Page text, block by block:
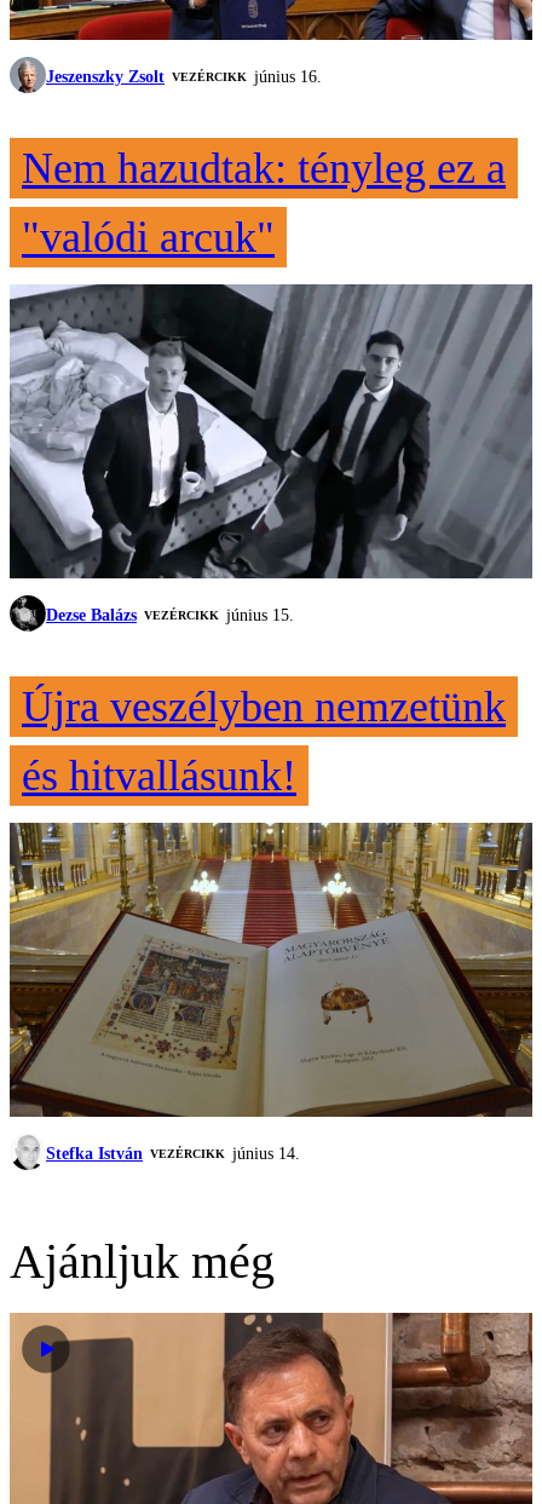
Jeszenszky Zsolt VEZÉRCIKK június 16.
Nem hazudtak: tényleg ez a
"valódi arcuk"
Dezse Balázs VEZÉRCIKK június 15.
Újra veszélyben nemzetünk
és hitvallásunk!
Stefka István VEZÉRCIKK június 14.
Ajánljuk még